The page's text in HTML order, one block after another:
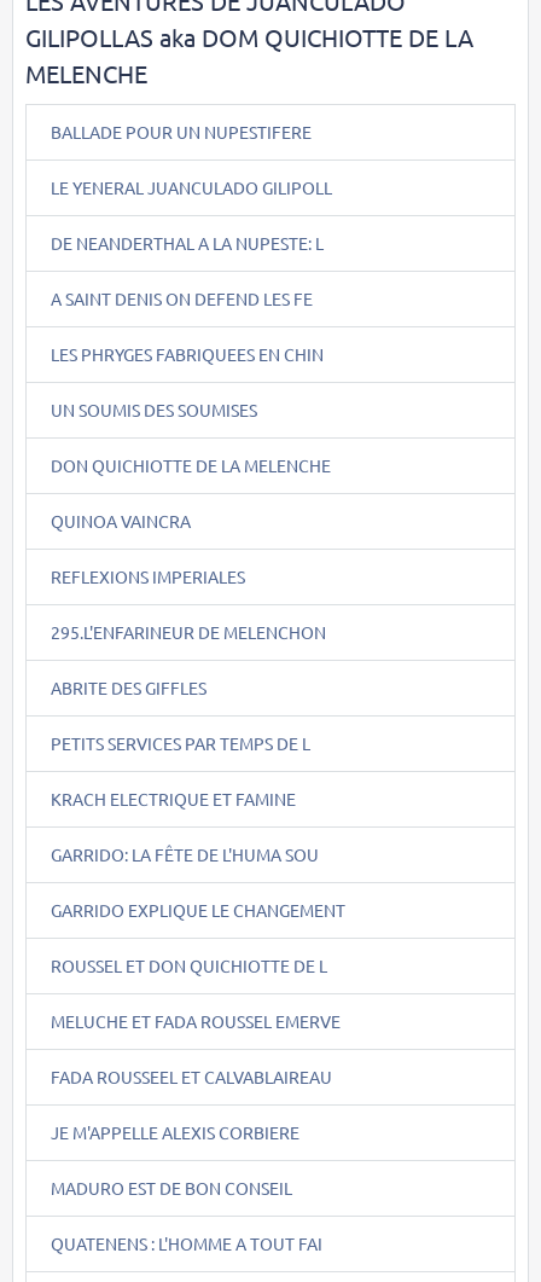
GILIPOLLAS aka DOM QUICHIOTTE DE LA
MELENCHE
BALLADE POUR UN NUPESTIFERE
LE YENERAL JUANCULADO GILIPOLL
DE NEANDERTHAL A LA NUPESTE: L
A SAINT DENIS ON DEFEND LES FE
LES PHRYGES FABRIQUEES EN CHIN
UN SOUMIS DES SOUMISES
DON QUICHIOTTE DE LA MELENCHE
QUINOA VAINCRA
REFLEXIONS IMPERIALES
295.L'ENFARINEUR DE MELENCHON
ABRITE DES GIFFLES
PETITS SERVICES PAR TEMPS DE L
KRACH ELECTRIQUE ET FAMINE
GARRIDO: LA FÊTE DE L'HUMA SOU
GARRIDO EXPLIQUE LE CHANGEMENT
ROUSSEL ET DON QUICHIOTTE DE L
MELUCHE ET FADA ROUSSEL EMERVE
FADA ROUSSEEL ET CALVABLAIREAU
JE M'APPELLE ALEXIS CORBIERE
MADURO EST DE BON CONSEIL
QUATENENS : L'HOMME A TOUT FAI